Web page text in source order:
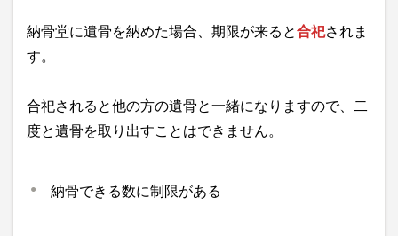
納骨堂に遺骨を納めた場合、期限が来ると合祀されま
す。
合祀されると他の方の遺骨と一緒になりますので、二
度と遺骨を取り出すことはできません。
納骨できる数に制限がある